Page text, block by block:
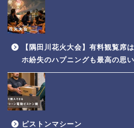
【隅田川花火大会】有料観覧席
ホ紛失のハプニングも最高の思
ピストンマシーン